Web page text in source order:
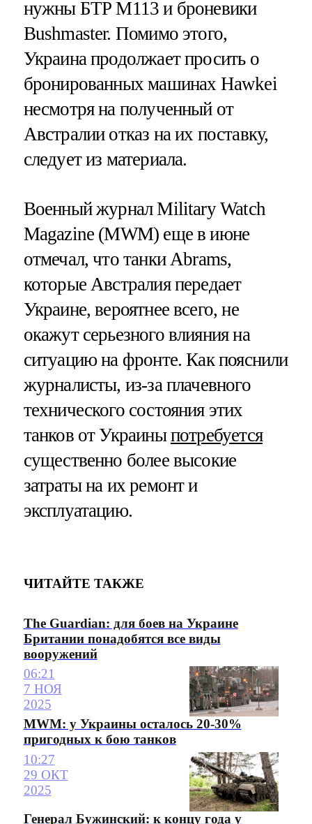
нужны БТР M113 и броневики
Bushmaster. Помимо этого,
Украина продолжает просить о
бронированных машинах Hawkei
несмотря на полученный от
Австралии отказ на их поставку,
следует из материала.
Военный журнал Military Watch
Magazine (MWM) еще в июне
отмечал, что танки Abrams,
которые Австралия передает
Украине, вероятнее всего, не
окажут серьезного влияния на
ситуацию на фронте. Как пояснили
журналисты, из-за плачевного
технического состояния этих
танков от Украиныпотребуется
существенно более высокие
затраты на их ремонт и
эксплуатацию.
ЧИТАЙТЕ ТАКЖЕ
The Guardian: для боев на Украине
Британии понадобятся все виды
вооружений
06:21
7 НОЯ
2025
MWM: у Украины осталось 20-30%
пригодных к бою танков
10:27
29 ОКТ
2025
Генерал Бужинский: к концу года у